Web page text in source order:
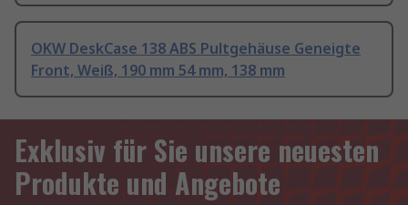
OKW DeskCase 138 ABS Pultgehäuse Geneigte
Front, Weiß, 190 mm 54 mm, 138 mm
Exklusiv für Sie unsere neuesten
Produkte und Angebote